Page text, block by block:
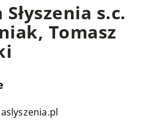
s.c.
Tomasz